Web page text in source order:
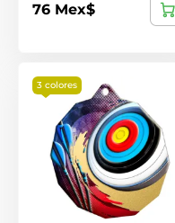
76 Mex$
3 colores